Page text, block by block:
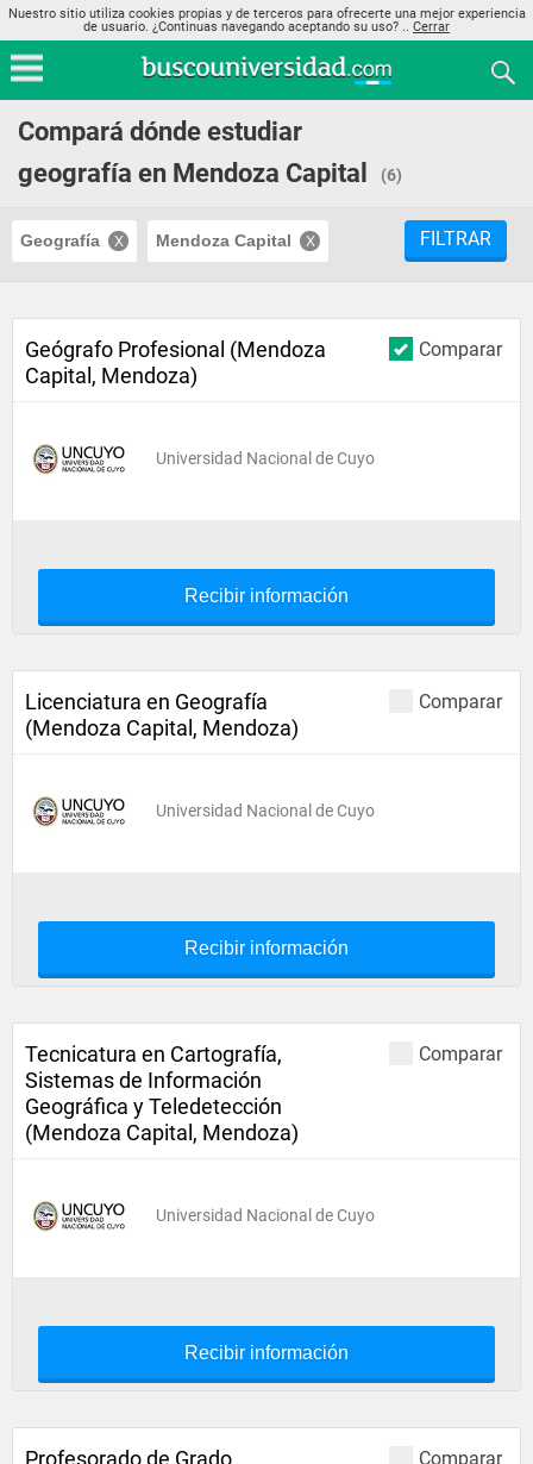
Nuestro sitio utiliza cookies propias y de terceros para ofrecerte una mejor experiencia
de usuario. ¿Continuas navegando aceptando su uso? .. Cerrar
Compará dónde estudiar
geografía en Mendoza Capital
(6)
Geografía Mendoza Capital FILTRAR
Comparar
Geógrafo Profesional (Mendoza
Capital, Mendoza)
Universidad Nacional de Cuyo
Recibir información
Comparar
Licenciatura en Geografía
(Mendoza Capital, Mendoza)
Universidad Nacional de Cuyo
Recibir información
Comparar
Tecnicatura en Cartografía,
Sistemas de Información
Geográfica y Teledetección
(Mendoza Capital, Mendoza)
Universidad Nacional de Cuyo
Recibir información
Comparar
Profesorado de Grado